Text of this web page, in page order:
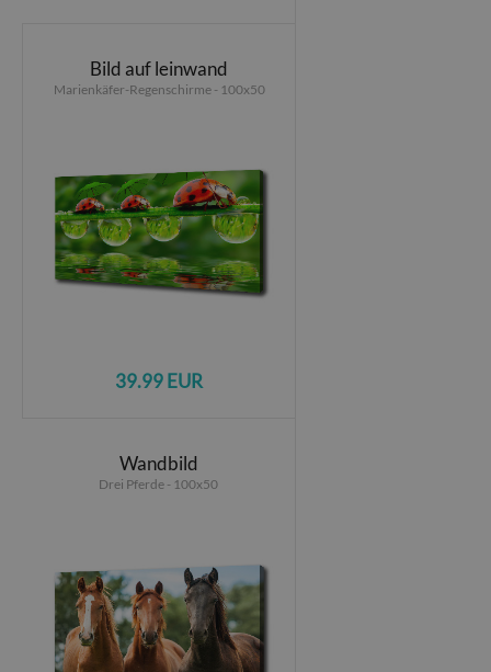
Bild auf leinwand
Marienkäfer-Regenschirme - 100x50
39.99 EUR
Wandbild
Drei Pferde - 100x50